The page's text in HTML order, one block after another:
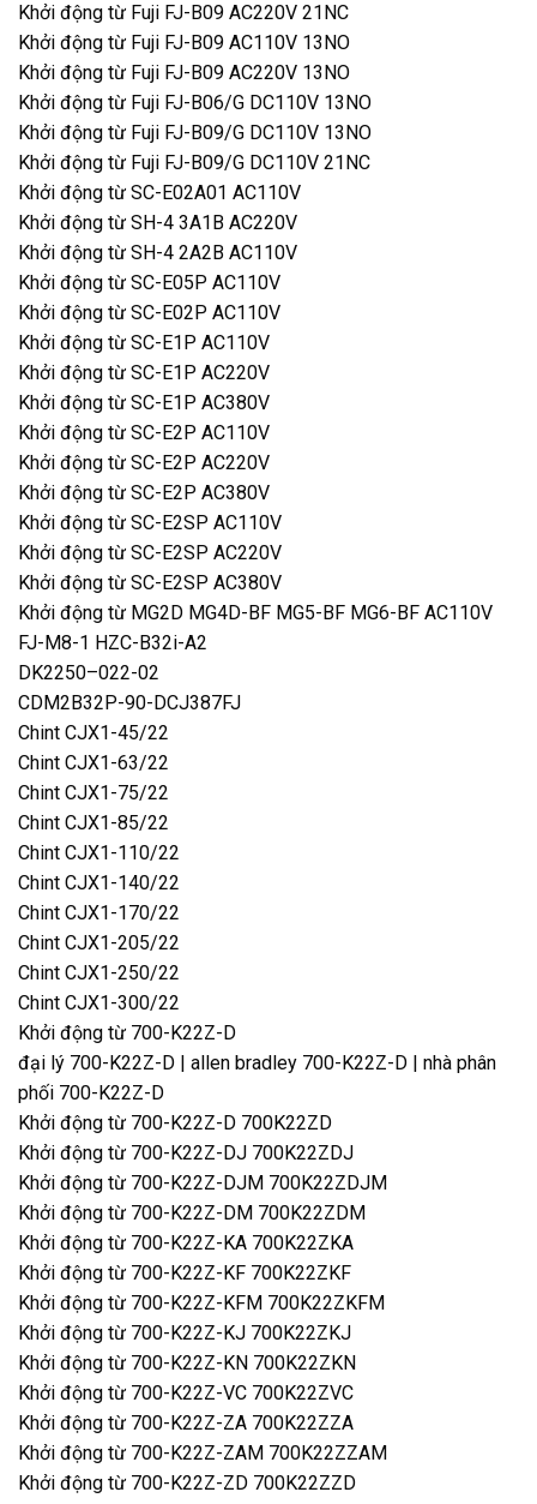
Khởi động từ Fuji FJ-B09 AC220V 21NC
Khởi động từ Fuji FJ-B09 AC110V 13NO
Khởi động từ Fuji FJ-B09 AC220V 13NO
Khởi động từ Fuji FJ-B06/G DC110V 13NO
Khởi động từ Fuji FJ-B09/G DC110V 13NO
Khởi động từ Fuji FJ-B09/G DC110V 21NC
Khởi động từ SC-E02A01 AC110V
Khởi động từ SH-4 3A1B AC220V
Khởi động từ SH-4 2A2B AC110V
Khởi động từ SC-E05P AC110V
Khởi động từ SC-E02P AC110V
Khởi động từ SC-E1P AC110V
Khởi động từ SC-E1P AC220V
Khởi động từ SC-E1P AC380V
Khởi động từ SC-E2P AC110V
Khởi động từ SC-E2P AC220V
Khởi động từ SC-E2P AC380V
Khởi động từ SC-E2SP AC110V
Khởi động từ SC-E2SP AC220V
Khởi động từ SC-E2SP AC380V
Khởi động từ MG2D MG4D-BF MG5-BF MG6-BF AC110V
FJ-M8-1 HZC-B32i-A2
DK2250–022-02
CDM2B32P-90-DCJ387FJ
Chint CJX1-45/22
Chint CJX1-63/22
Chint CJX1-75/22
Chint CJX1-85/22
Chint CJX1-110/22
Chint CJX1-140/22
Chint CJX1-170/22
Chint CJX1-205/22
Chint CJX1-250/22
Chint CJX1-300/22
Khởi động từ 700-K22Z-D
đại lý 700-K22Z-D | allen bradley 700-K22Z-D | nhà phân
phối 700-K22Z-D
Khởi động từ 700-K22Z-D 700K22ZD
Khởi động từ 700-K22Z-DJ 700K22ZDJ
Khởi động từ 700-K22Z-DJM 700K22ZDJM
Khởi động từ 700-K22Z-DM 700K22ZDM
Khởi động từ 700-K22Z-KA 700K22ZKA
Khởi động từ 700-K22Z-KF 700K22ZKF
Khởi động từ 700-K22Z-KFM 700K22ZKFM
Khởi động từ 700-K22Z-KJ 700K22ZKJ
Khởi động từ 700-K22Z-KN 700K22ZKN
Khởi động từ 700-K22Z-VC 700K22ZVC
Khởi động từ 700-K22Z-ZA 700K22ZZA
Khởi động từ 700-K22Z-ZAM 700K22ZZAM
Khởi động từ 700-K22Z-ZD 700K22ZZD